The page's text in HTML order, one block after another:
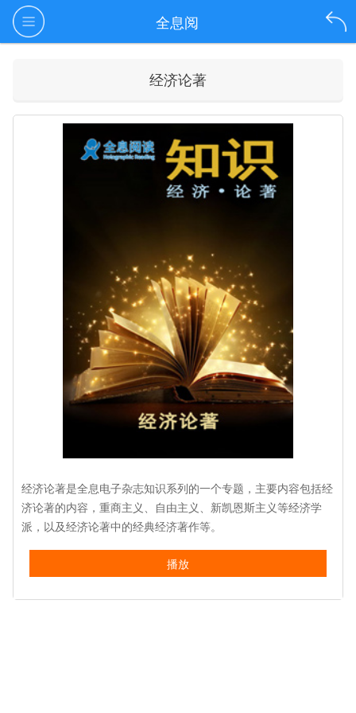
全息阅
经济论著
经济论著是全息电子杂志知识系列的一个专题，主要内容包括经
济论著的内容，重商主义、自由主义、新凯恩斯主义等经济学
派，以及经济论著中的经典经济著作等。
播放